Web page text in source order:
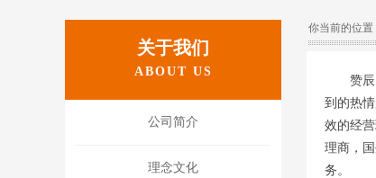
你当前的位置
关于我们
赞辰（
到的热
效的经
理商，
务。
ABOUT US
公司简介
理念文化